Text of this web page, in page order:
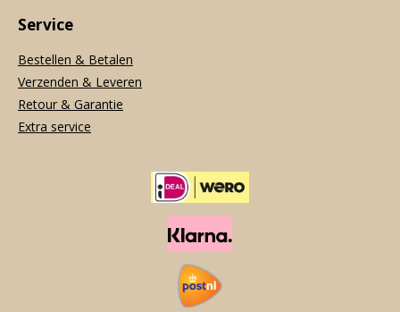
Service
Bestellen & Betalen
Verzenden & Leveren
Retour & Garantie
Extra service